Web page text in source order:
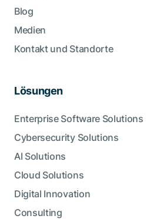
Blog
Medien
Kontakt und Standorte
Lösungen
Enterprise Software Solutions
Cybersecurity Solutions
AI Solutions
Cloud Solutions
Digital Innovation
Consulting